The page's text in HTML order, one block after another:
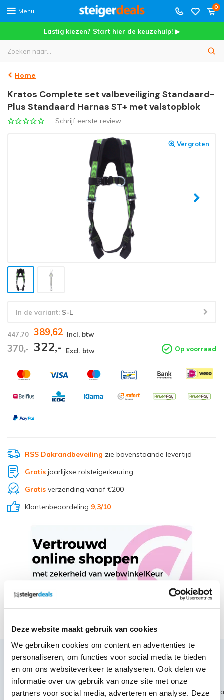
Deze website maakt gebruik van cookies
We gebruiken cookies om content en advertenties te
personaliseren, om functies voor social media te bieden
en om ons websiteverkeer te analyseren. Ook delen we
informatie over uw gebruik van onze site met onze
partners voor social media, adverteren en analyse. Deze
Menu
0
Lastig kiezen? Start hier de keuzehulp! ▶
Home
Kratos Complete set valbeveiliging Standaard-
Plus Standaard Harnas ST+ met valstopblok
Schrijf eerste review
Vergroten
In de variant: S-L
447,70 389,62 Incl. btw
370,- 322,- Excl. btw Op voorraad
RSS Dakrandbeveiling zie bovenstaande levertijd
Gratisjaarlijkse rolsteigerkeuring
Gratisverzending vanaf €200
Klantenbeoordeling 9,3/10
Productbeschrijving
~~https://cdn.webshopapp.com/shops/189476/files/451435720/